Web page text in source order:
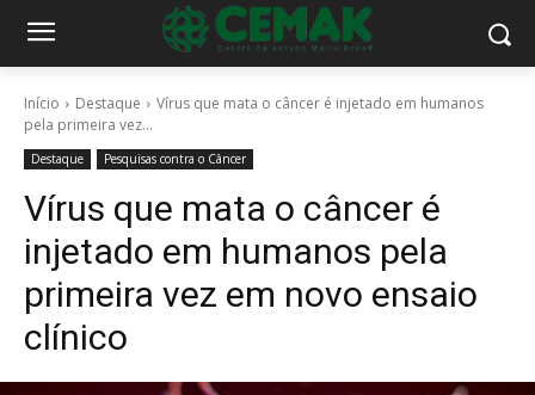
Início Destaque
Vírus que mata o câncer é injetado em humanos
pela primeira vez...
Destaque Pesquisas contra o Câncer
Vírus que mata o câncer é
injetado em humanos pela
primeira vez em novo ensaio
clínico